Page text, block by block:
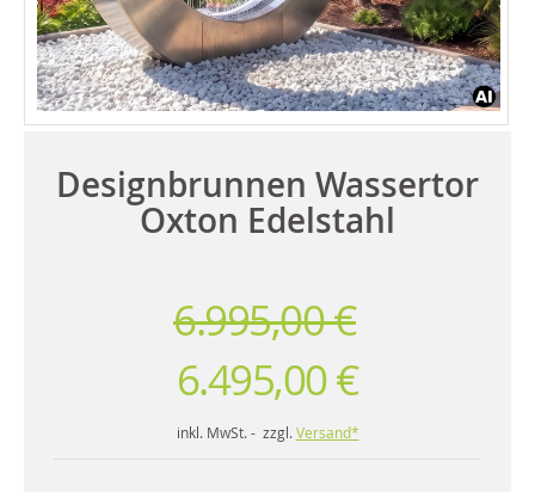
Designbrunnen Wassertor
Oxton Edelstahl
6.995,00 €
6.495,00 €
inkl. MwSt. - zzgl. Versand*